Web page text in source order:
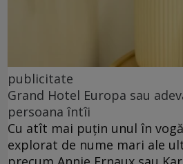
publicitate
Grand Hotel Europa sau
persoana întîi
Cu atît mai puțin unul în
explorat de nume mari ale